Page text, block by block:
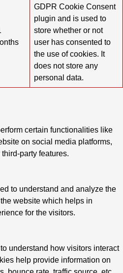
GDPR Cookie Consent
plugin and is used to
store whether or not
user has consented to
the use of cookies. It
does not store any
personal data.
certain functionalities like
on social media platforms,
party features.
to understand and analyze the
website which helps in
for the visitors.
understand how visitors interact
help provide information on